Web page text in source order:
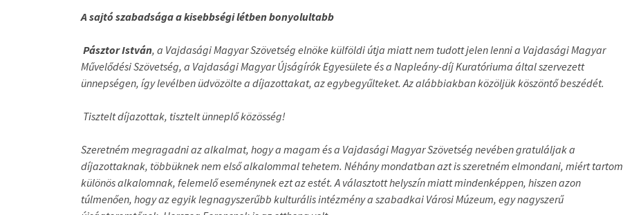
A sajtó szabadsága a kisebbségi létben bonyolultabb
Pásztor István, a Vajdasági Magyar Szövetség elnöke külföldi útja miatt nem tudott jelen lenni a Vajdasági Magyar
Művelődési Szövetség, a Vajdasági Magyar Újságírók Egyesülete és a Napleány-díj Kuratóriuma által szervezett
ünnepségen, így levélben üdvözölte a díjazottakat, az egybegyűlteket. Az alábbiakban közöljük köszöntő beszédét.
Tisztelt díjazottak, tisztelt ünneplő közösség!
Szeretném megragadni az alkalmat, hogy a magam és a Vajdasági Magyar Szövetség nevében gratuláljak a
díjazottaknak, többüknek nem első alkalommal tehetem. Néhány mondatban azt is szeretném elmondani, miért tartom
különös alkalomnak, felemelő eseménynek ezt az estét. A választott helyszín miatt mindenképpen, hiszen azon
túlmenően, hogy az egyik legnagyszerűbb kulturális intézmény a szabadkai Városi Múzeum, egy nagyszerű